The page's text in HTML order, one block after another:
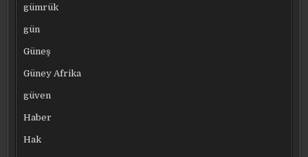
gümrük
gün
Güneş
Güney Afrika
güven
Haber
Hak